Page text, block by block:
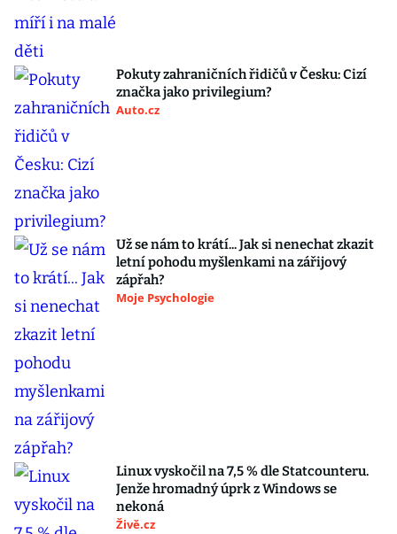
Pokuty zahraničních řidičů v Česku: Cizí
značka jako privilegium?
Auto.cz
Už se nám to krátí... Jak si nenechat zkazit
letní pohodu myšlenkami na zářijový
zápřah?
Moje Psychologie
Linux vyskočil na 7,5 % dle Statcounteru.
Jenže hromadný úprk z Windows se
nekoná
Živě.cz